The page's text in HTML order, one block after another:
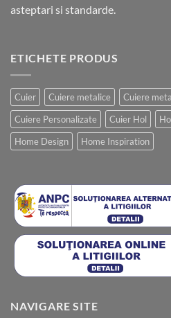
asteptari si standarde.
ETICHETE PRODUS
Cuier Cuiere metalice
Cuiere
Cuiere Personalizate
Cuier Hol
Home Design
Home Inspiration
NAVIGARE SITE